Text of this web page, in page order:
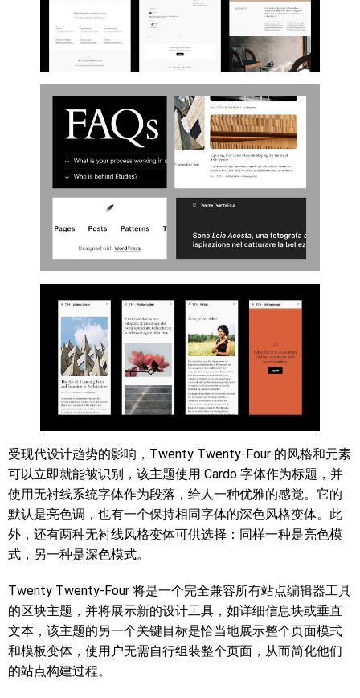
受现代设计趋势的影响，Twenty Twenty-Four 的风格和元素
可以立即就能被识别，该主题使用 Cardo 字体作为标题，并
使用无衬线系统字体作为段落，给人一种优雅的感觉。它的
默认是亮色调，也有一个保持相同字体的深色风格变体。此
外，还有两种无衬线风格变体可供选择：同样一种是亮色模
式，另一种是深色模式。
Twenty Twenty-Four 将是一个完全兼容所有站点编辑器工具
的区块主题，并将展示新的设计工具，如详细信息块或垂直
文本，该主题的另一个关键目标是恰当地展示整个页面模式
和模板变体，使用户无需自行组装整个页面，从而简化他们
的站点构建过程。